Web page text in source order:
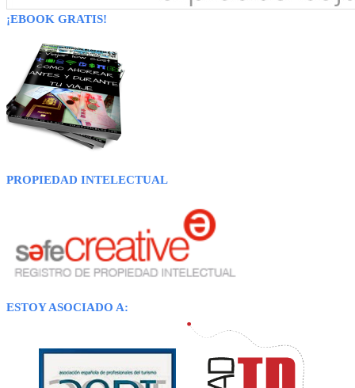
¡EBOOK GRATIS!
PROPIEDAD INTELECTUAL
ESTOY ASOCIADO A: